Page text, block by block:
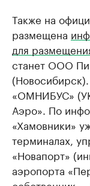
Также на
размещена
для
станет ООО
«ОМНИБУС»
Аэро». По
«Хамовники»
терминалах,
«Новапорт»
аэропорта